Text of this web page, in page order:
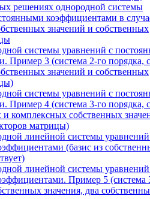
решениях однородной системы
коэффициентами в
значений и собственных
системы уравнений с
Пример 3 (система 2-го порядка,
значений и собственных
системы уравнений с
Пример 4 (система 3-го порядка,
и комплексных собственных
матрицы)
линейной системы
(базис из
линейной системы
Пример 5 (система
значения, два